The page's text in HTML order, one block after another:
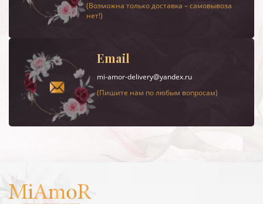
(Возможна только доставка – самовывоза
нет!)
Email
mi-amor-delivery@yandex.ru
(Пишите нам по любым вопросам)